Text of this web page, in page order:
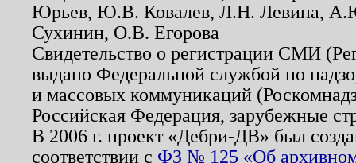
Юрьев, Ю.В. Ковалев, Л.Н. Левина,
Сухинин, О.В. Егорова
Свидетельство о регистрации СМИ
выдано Федеральной службой по
и массовых коммуникаций
Российская Федерация, зарубежные
В 2006 г. проект «Дебри-ДВ» был
соответствии с ФЗ № 125 «Об